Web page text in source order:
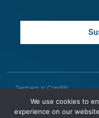
Termeni și Condiții
© Toate
We use cookies to
experience on our